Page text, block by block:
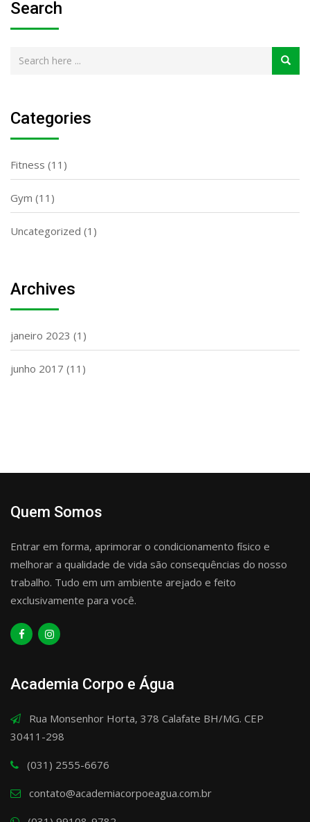
Search
Categories
Fitness (11)
Gym (11)
Uncategorized (1)
Archives
janeiro 2023 (1)
junho 2017 (11)
Quem Somos
Entrar em forma, aprimorar o condicionamento físico e
melhorar a qualidade de vida são consequências do nosso
trabalho. Tudo em um ambiente arejado e feito
exclusivamente para você.
Academia Corpo e Água
Rua Monsenhor Horta, 378 Calafate BH/MG. CEP
30411-298
(031) 2555-6676
contato@academiacorpoeagua.com.br